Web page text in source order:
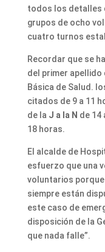
todos los detalles
grupos de ocho
cuatro turnos
Recordar que se
del primer apellido
Básica de Salud.
citados de 9 a 11
de la J a la N de 14
18 horas.
El alcalde de
esfuerzo que una
voluntarios
siempre están
este caso de
disposición de la
que nada falle”.